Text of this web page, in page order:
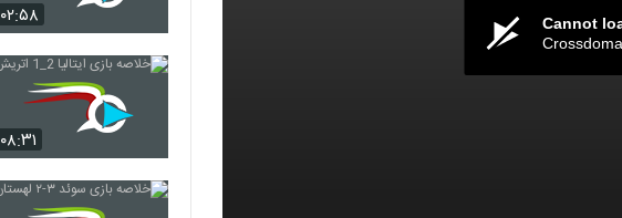
Cannot
۰۲:۵۸
۰۸:۳۱